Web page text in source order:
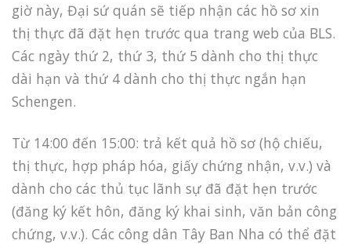
giờ này, Đại sứ quán sẽ tiếp nhận các hồ sơ xin
thị thực đã đặt hẹn trước qua trang web của BLS.
Các ngày thứ 2, thứ 3, thứ 5 dành cho thị thực
dài hạn và thứ 4 dành cho thị thực ngắn hạn
Schengen.
Từ 14:00 đến 15:00: trả kết quả hồ sơ (hộ chiếu,
thị thực, hợp pháp hóa, giấy chứng nhận, v.v.) và
dành cho các thủ tục lãnh sự đã đặt hẹn trước
(đăng ký kết hôn, đăng ký khai sinh, văn bản công
chứng, v.v.). Các công dân Tây Ban Nha có thể đặt